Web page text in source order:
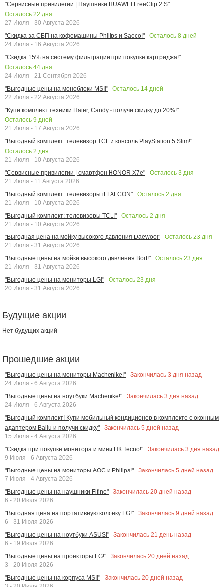
"Сервисные привилегии | Наушники HUAWEI FreeClip 2 S"
Осталось 22 дня
27 Июля - 30 Августа 2026
"Скидка за СБП на кофемашины Philips и Saeco!"
Осталось 8 дней
24 Июля - 16 Августа 2026
"Скидка 15% на систему фильтрации при покупке картриджа!"
Осталось 44 дня
24 Июля - 21 Сентября 2026
"Выгодные цены на моноблоки MSI!"
Осталось 14 дней
22 Июля - 22 Августа 2026
"Купи комплект техники Haier, Candy - получи скидку до 20%!"
Осталось 9 дней
21 Июля - 17 Августа 2026
"Выгодный комплект: телевизор TCL и консоль PlayStation 5 Slim!"
Осталось 2 дня
21 Июля - 10 Августа 2026
"Сервисные привилегии | смартфон HONOR X7e"
Осталось 3 дня
21 Июля - 11 Августа 2026
"Выгодный комплект: телевизоры iFFALCON"
Осталось 2 дня
21 Июля - 10 Августа 2026
"Выгодный комплект: телевизоры TCL!"
Осталось 2 дня
21 Июля - 10 Августа 2026
"Выгодная цена на мойку высокого давления Daewoo!"
Осталось 23 дня
21 Июля - 31 Августа 2026
"Выгодные цены на мойки высокого давления Bort!"
Осталось 23 дня
21 Июля - 31 Августа 2026
"Выгодные цены на мониторы LG!"
Осталось 23 дня
20 Июля - 31 Августа 2026
Будущие акции
Нет будущих акций
Прошедшие акции
"Выгодные цены на мониторы Machenike!" Закончилась 3 дня назад
24 Июля - 6 Августа 2026
"Выгодные цены на ноутбуки Machenike!"
Закончилась 3 дня назад
24 Июля - 6 Августа 2026
"Выгодный комплект! Купи мобильный кондиционер в комплекте с оконным
адаптером Ballu и получи скидку"
Закончилась 5 дней назад
15 Июля - 4 Августа 2026
"Скидка при покупке монитора и мини ПК Tecno!"
Закончилась 3 дня назад
9 Июля - 6 Августа 2026
"Выгодные цены на мониторы AOC и Philips!"
Закончилась 5 дней назад
7 Июля - 4 Августа 2026
"Выгодные цены на наушники Fifine"
Закончилась 20 дней назад
6 - 20 Июля 2026
"Выгодная цена на портативную колонку LG!"
Закончилась 9 дней назад
6 - 31 Июля 2026
"Выгодные цены на ноутбуки ASUS!"
Закончилась 21 день назад
6 - 19 Июля 2026
"Выгодные цены на проекторы LG!"
Закончилась 20 дней назад
3 - 20 Июля 2026
"Выгодные цены на корпуса MSI!"
Закончилась 20 дней назад